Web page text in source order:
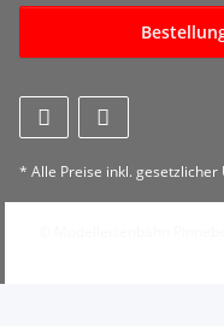
* Alle Preise inkl. gesetzlicher